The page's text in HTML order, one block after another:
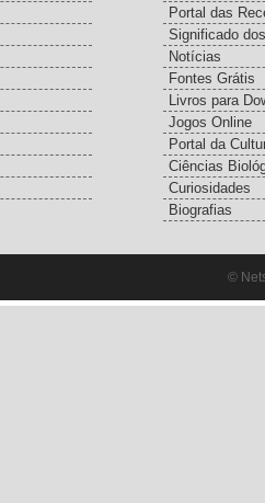
Portal das
Significado
Notícias
Fontes Grátis
Livros para
Jogos Online
Portal da
Ciências
Curiosidades
Biografias
©